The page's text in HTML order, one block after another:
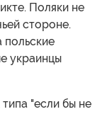
Поляки не
стороне.
польские
украинцы
"если бы не